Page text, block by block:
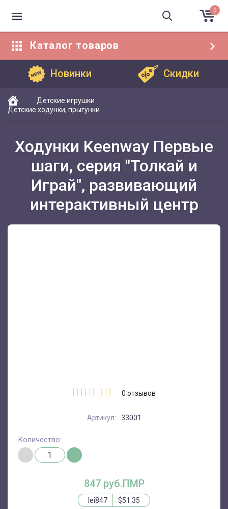
0
Каталог товаров
Новинки Скидки
Детские игрушки
Детские ходунки, прыгунки
Ходунки Keenway Первые
шаги, серия "Толкай и
Играй", развивающий
интерактивный центр
0 отзывов
Артикул: 33001
847 руб.ПМР
lei847 $51.35
Количество: